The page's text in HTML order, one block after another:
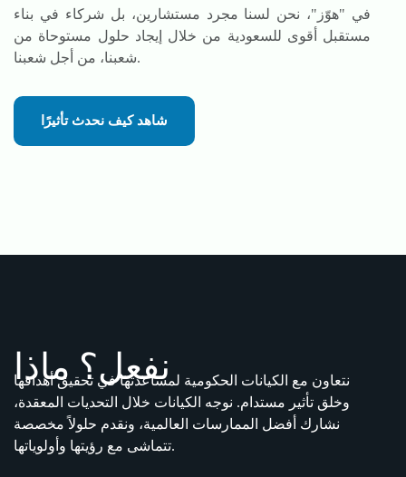
في "هوّز"، نحن لسنا مجرد مستشارين، بل شركاء في بناء
مستقبل أقوى للسعودية من خلال إيجاد حلول مستوحاة من
شعبنا، من أجل شعبنا.
شاهد كيف نحدث تأثيرًا
ماذا نفعل؟
نتعاون مع الكيانات الحكومية لمساعدتها في تحقيق أهدافها
وخلق تأثير مستدام. نوجه الكيانات خلال التحديات المعقدة،
نشارك أفضل الممارسات العالمية، ونقدم حلولاً مخصصة
تتماشى مع رؤيتها وأولوياتها.